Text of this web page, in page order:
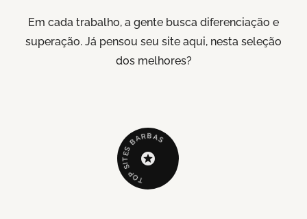
Em cada trabalho, a gente busca diferenciação e
superação. Já pensou seu site aqui, nesta seleção
dos melhores?
T
O
P
S
I
T
E
S
BARBAS